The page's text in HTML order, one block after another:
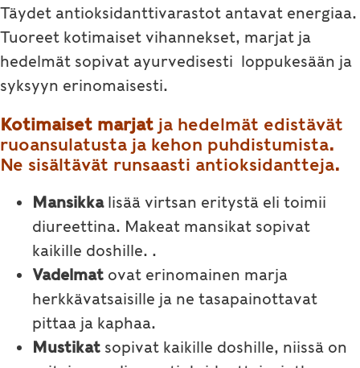
Täydet antioksidanttivarastot antavat energiaa.
Tuoreet kotimaiset vihannekset, marjat ja
hedelmät sopivat ayurvedisesti loppukesään ja
syksyyn erinomaisesti.
Kotimaiset marjat ja hedelmät edistävät
ruoansulatusta ja kehon puhdistumista.
Ne sisältävät runsaasti antioksidantteja.
Mansikkalisää virtsan eritystä eli toimii
diureettina. Makeat mansikat sopivat
kaikille doshille. .
Vadelmat ovat erinomainen marja
herkkävatsaisille ja ne tasapainottavat
pittaa ja kaphaa.
Mustikat sopivat kaikille doshille, niissä on